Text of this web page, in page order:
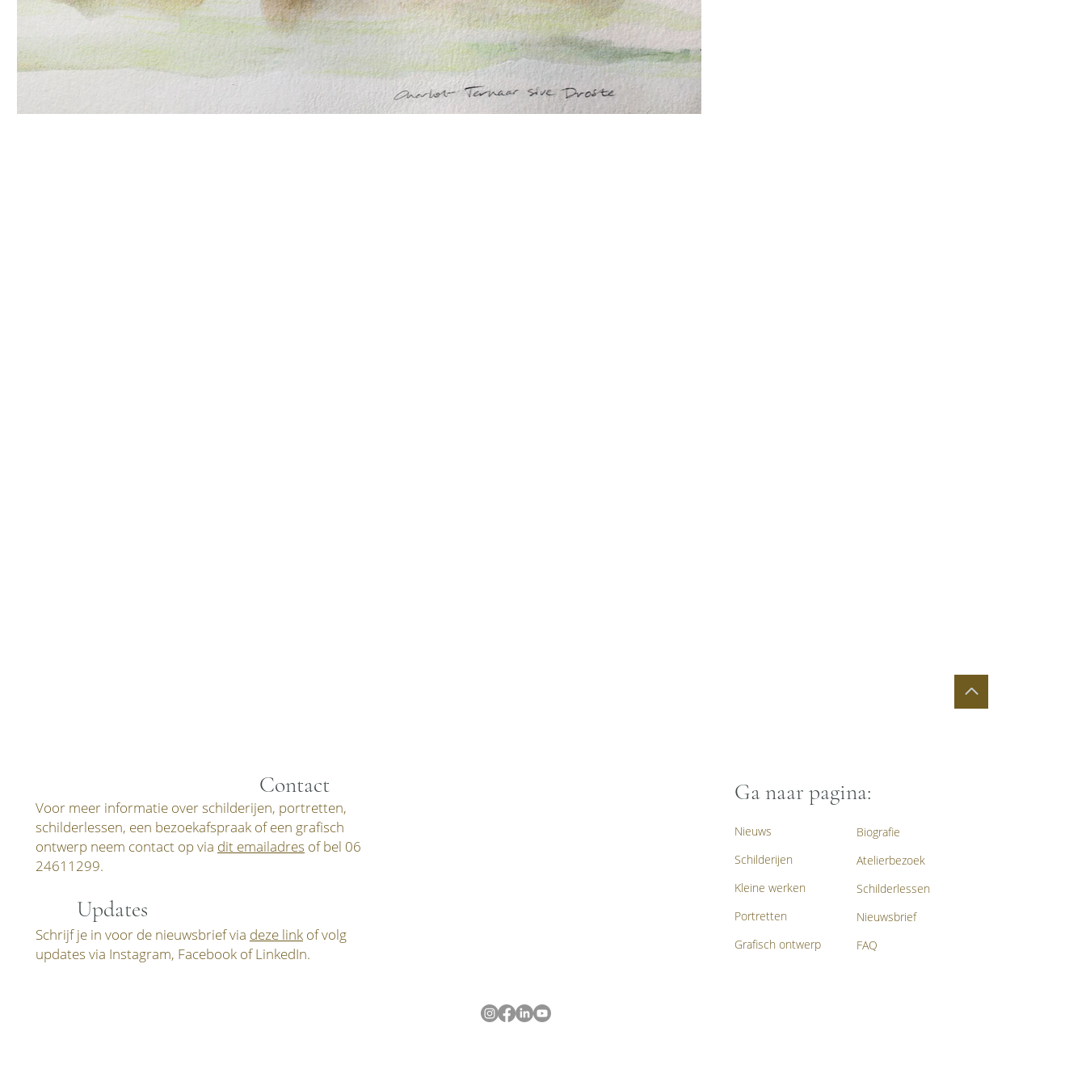
Nieuws
Schilderijen
Kleine werken
Portretten
Grafisch ontwerp
Biografie
Atelierbezoek
Schilderlessen
Nieuwsbrief
FAQ
Ga naar pagina:
Schrijf je in voor de nieuwsbrief via deze linkof volg
updates via Instagram, Facebook of LinkedIn.
Updates
Voor meer informatie over schilderijen, portretten,
schilderlessen, een bezoekafspraak of een grafisch
ontwerp neem contact op via dit emailadres of bel 06
24611299.
Contact